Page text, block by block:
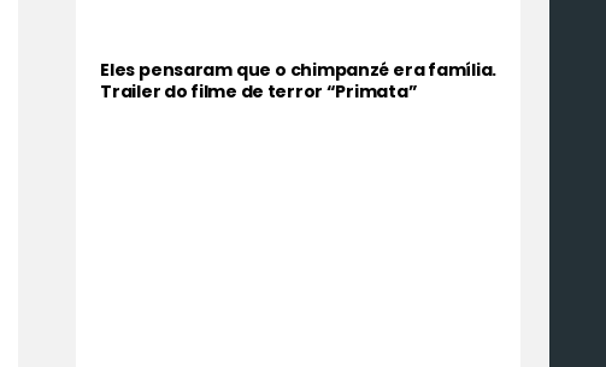
Eles pensaram que o chimpanzé era família.
Trailer do filme de terror “Primata”